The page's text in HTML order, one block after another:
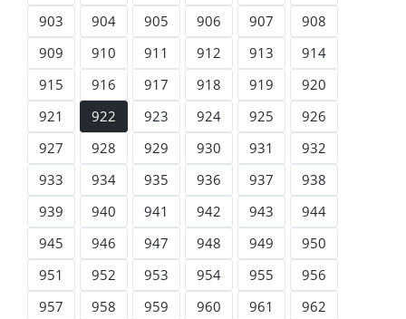
903
904 905 906 907
908
909
910 911 912 913
914
915
916 917 918 919
920
921
922 923 924 925
926
927
928 929 930 931
932
933
934 935 936 937
938
939
940 941 942 943
944
945
946 947 948 949
950
951
952 953 954 955
956
957
958 959 960 961
962